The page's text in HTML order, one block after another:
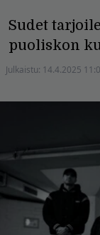
Sudet
puoliskon
Julkaistu: 14.4.2025